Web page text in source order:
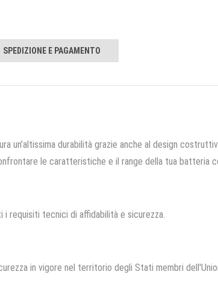
SPEDIZIONE E PAGAMENTO
un’altissima durabilità grazie anche al design
le caratteristiche e il range della tua batteria
requisiti tecnici di affidabilità e sicurezza.
in vigore nel territorio degli Stati membri